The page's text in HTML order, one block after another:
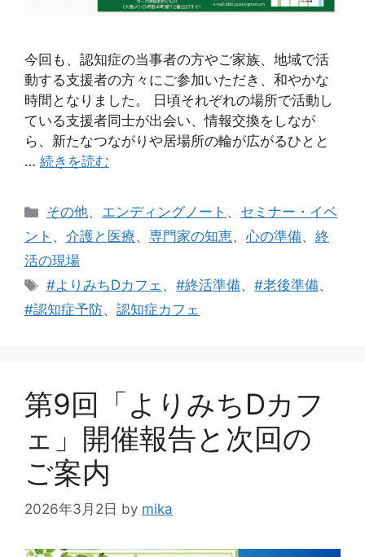
今回も、認知症の当事者の方やご家族、地域で活
動する支援者の方々にご参加いただき、和やかな
時間となりました。 日頃それぞれの場所で活動し
ている支援者同士が出会い、情報交換をしなが
ら、新たなつながりや居場所の輪が広がるひとと
… 続きを読む
カ
リ
ー
その他、 エンディングノート 、 セミナー・イベ
ント 、 介護と医療、 専門家の知恵、心の準備、 終
活の現場
タ
グ
#よりみちDカフェ 、#終活準備、#老後準備、
#認知症予防、 認知症カフェ
第9回「よりみちDカフ
ェ」開催報告と次回の
ご案内
2026年3月2日 by mika